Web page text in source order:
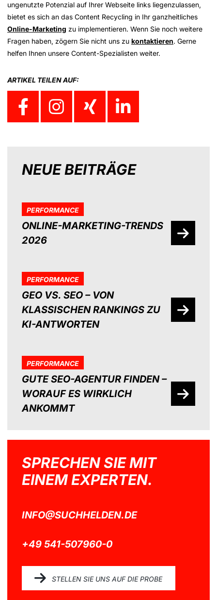
ungenutzte Potenzial auf Ihrer Webseite links liegenzulassen,
bietet es sich an das Content Recycling in Ihr ganzheitliches
Online-Marketing zu implementieren. Wenn Sie noch weitere
Fragen haben, zögern Sie nicht uns zu kontaktieren. Gerne
helfen Ihnen unsere Content-Spezialisten weiter.
ARTIKEL TEILEN AUF:
NEUE BEITRÄGE
PERFORMANCE
ONLINE-MARKETING-TRENDS
2026
PERFORMANCE
GEO VS. SEO – VON
KLASSISCHEN RANKINGS ZU
KI-ANTWORTEN
PERFORMANCE
GUTE SEO-AGENTUR FINDEN –
WORAUF ES WIRKLICH
ANKOMMT
SPRECHEN SIE MIT
EINEM EXPERTEN.
INFO@SUCHHELDEN.DE
+49 541-507960-0
STELLEN SIE UNS AUF DIE PROBE